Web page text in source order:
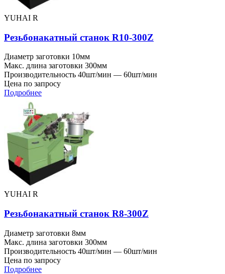
YUHAI R
Резьбонакатный станок R10-300Z
Диаметр заготовки 10мм
Макс. длина заготовки 300мм
Производительность 40шт/мин — 60шт/мин
Цена по запросу
Подробнее
YUHAI R
Резьбонакатный станок R8-300Z
Диаметр заготовки 8мм
Макс. длина заготовки 300мм
Производительность 40шт/мин — 60шт/мин
Цена по запросу
Подробнее